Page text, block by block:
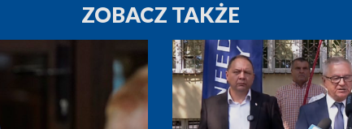
ZOBACZ TAKŻE